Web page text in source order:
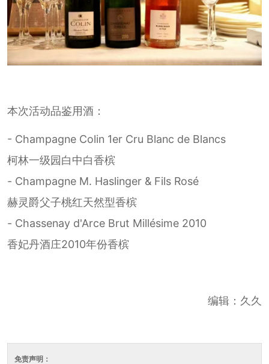
本次活动品鉴用酒：
- Champagne Colin 1er Cru Blanc de Blancs
柯林一级园白中白香槟
- Champagne M. Haslinger & Fils Rosé
赫灵爵父子桃红天然型香槟
- Chassenay d'Arce Brut Millésime 2010
香妃丹酒庄2010年份香槟
编辑：久久
免责声明：